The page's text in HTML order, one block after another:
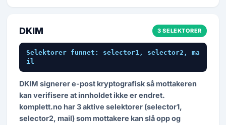
DKIM 3 SELEKTORER
Selektorer funnet: selector1, selector2, ma
il
DKIM signerer e-post kryptografisk så mottakeren
kan verifisere at innholdet ikke er endret.
komplett.no har 3 aktive selektorer (selector1,
selector2, mail) som mottakere kan slå opp og